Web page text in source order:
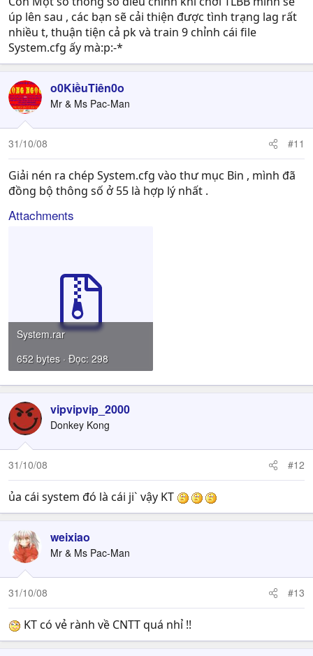
úp lên sau , các bạn sẽ cải thiện được tình trạng lag rất
nhiều t, thuận tiện cả pk và train 9 chỉnh cái file
System.cfg ấy mà:p:-*
o0KiềuTiên0o
Mr & Ms Pac-Man
31/10/08 #11
Giải nén ra chép System.cfg vào thư mục Bin , mình đã
đồng bộ thông số ở 55 là hợp lý nhất .
Attachments
System.rar
652 bytes · Đọc: 298
vipvipvip_2000
Donkey Kong
31/10/08 #12
ủa cái system đó là cái ji` vậy KT
weixiao
Mr & Ms Pac-Man
31/10/08 #13
KT có vẻ rành về CNTT quá nhỉ !!